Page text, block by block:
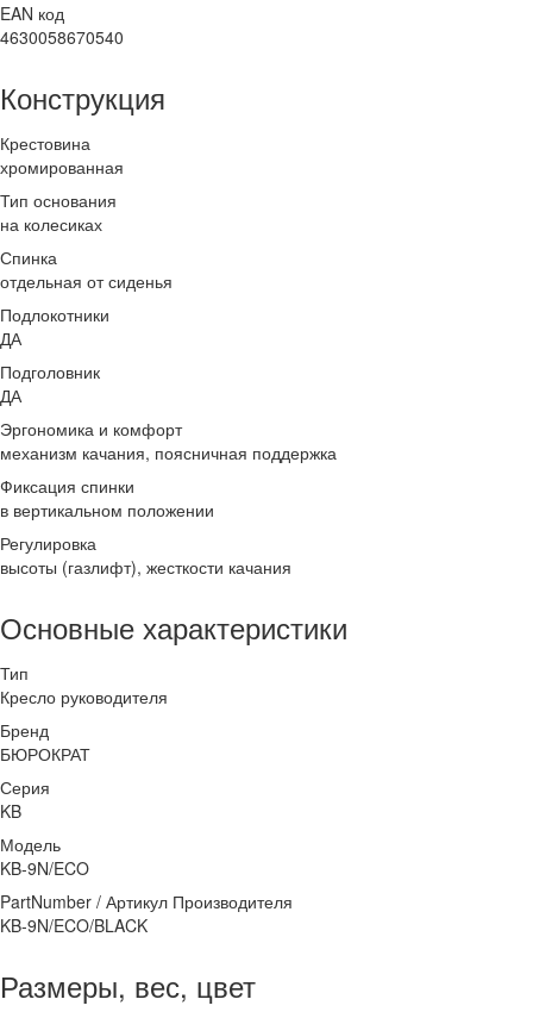
EAN код
4630058670540
Конструкция
Крестовина
хромированная
Тип основания
на колесиках
Спинка
отдельная от сиденья
Подлокотники
ДА
Подголовник
ДА
Эргономика и комфорт
механизм качания, поясничная поддержка
Фиксация спинки
в вертикальном положении
Регулировка
высоты (газлифт), жесткости качания
Основные характеристики
Тип
Кресло руководителя
Бренд
БЮРОКРАТ
Серия
KB
Модель
KB-9N/ECO
PartNumber / Артикул Производителя
KB-9N/ECO/BLACK
Размеры, вес, цвет